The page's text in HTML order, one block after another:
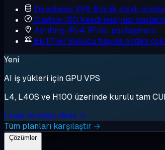
Depolama VPS Büyük diskli
Custom ISO Kendi imajınızı başlatın
Ayrılmış IPv4 IP'niz, paylaşımsız
Ek IP'ler Sunucu başına birden
Yeni
AI iş yükleri için GPU VPS
L4, L40S ve H100 üzerinde kurulu tam
1 saat ücretsiz dene →
Tüm planları karşılaştır →
Çözümler